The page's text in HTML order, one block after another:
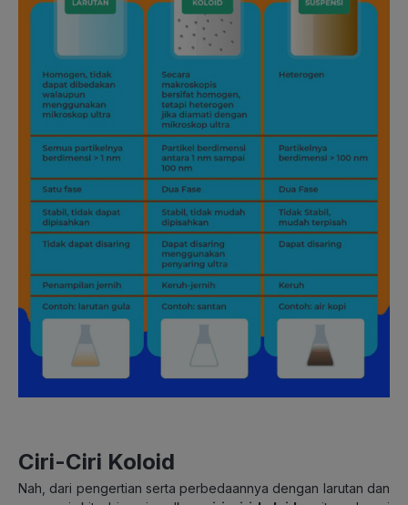
Ciri-Ciri Koloid
Nah, dari pengertian serta perbedaannya dengan larutan dan